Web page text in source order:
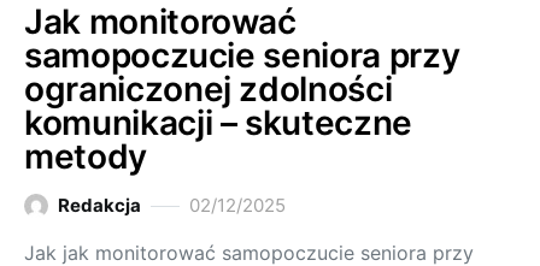
Jak monitorować
samopoczucie seniora przy
ograniczonej zdolności
komunikacji – skuteczne
metody
Redakcja 02/12/2025
Jak jak monitorować samopoczucie seniora przy